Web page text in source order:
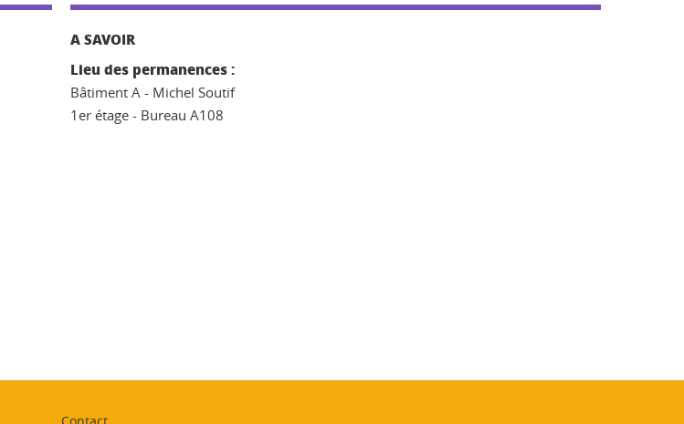
A SAVOIR
Lieu des permanences :
Bâtiment A - Michel Soutif
1er étage - Bureau A108